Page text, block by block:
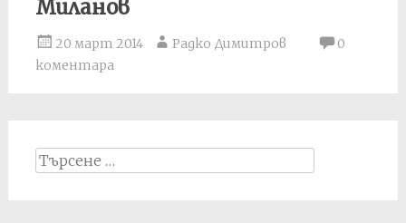
Миланов
20 март 2014 Радко Димитров
0
коментара
Search